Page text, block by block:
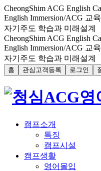
CheongShim ACG English
English Immersion/ACG 교
자기주도 학습과 미래설계
CheongShim ACG English
English Immersion/ACG 교
자기주도 학습과 미래설계
홈 관심고객등록 로그인
캠프소개
특징
캠프시설
캠프생활
영어몰입